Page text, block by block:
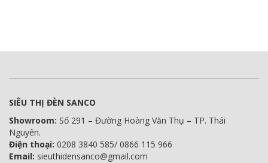
SIÊU THỊ ĐÈN SANCO
Showroom: Số 291 – Đường Hoàng Văn Thụ – TP. Thái
Nguyên.
Điện thoại: 0208 3840 585/ 0866 115 966
Email: sieuthidensanco@gmail.com